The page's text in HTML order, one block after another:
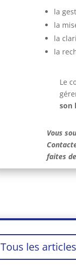
la
la
la
la
Le
son
Vous
faites
Tous les